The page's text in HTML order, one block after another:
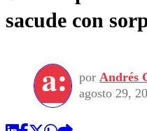
sacude con
por Andrés
agosto 29,